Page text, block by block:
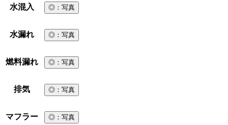
水混入 ◎ ：写真
水漏れ ◎ ：写真
燃料漏れ ◎ ：写真
排気 ◎ ：写真
マフラー ◎ ：写真